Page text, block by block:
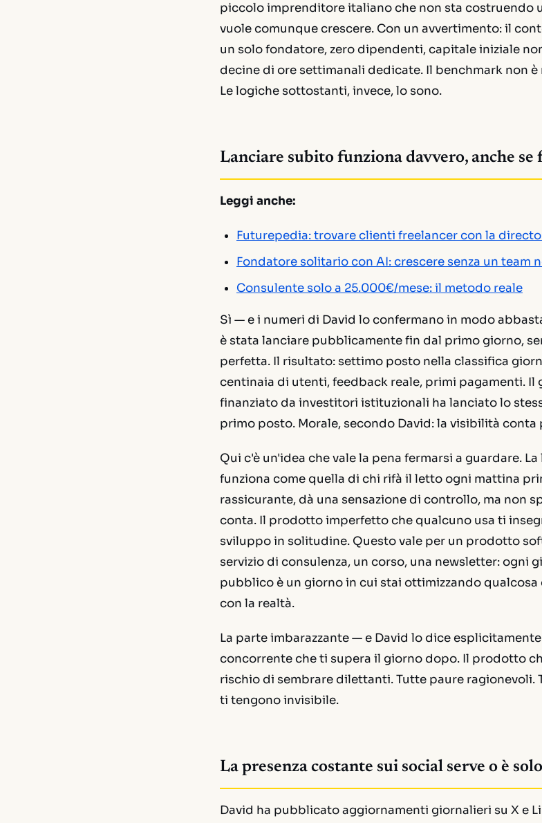
piccolo imprenditore italiano che non sta costruendo
vuole comunque crescere. Con un avvertimento: il
un solo fondatore, zero dipendenti, capitale iniziale
decine di ore settimanali dedicate. Il benchmark non
Le logiche sottostanti, invece, lo sono.
Lanciare subito funziona davvero, anche se
Leggi anche:
Futurepedia: trovare clienti freelancer con la
Fondatore solitario con AI: crescere senza un team
Consulente solo a 25.000€/mese: il metodo reale
Sì — e i numeri di David lo confermano in modo
è stata lanciare pubblicamente fin dal primo giorno,
perfetta. Il risultato: settimo posto nella classifica
centinaia di utenti, feedback reale, primi pagamenti.
finanziato da investitori istituzionali ha lanciato lo
primo posto. Morale, secondo David: la visibilità conta
Qui c'è un'idea che vale la pena fermarsi a guardare.
funziona come quella di chi rifà il letto ogni mattina
rassicurante, dà una sensazione di controllo, ma non
conta. Il prodotto imperfetto che qualcuno usa ti
sviluppo in solitudine. Questo vale per un prodotto
servizio di consulenza, un corso, una newsletter: ogni
pubblico è un giorno in cui stai ottimizzando
con la realtà.
La parte imbarazzante — e David lo dice
concorrente che ti supera il giorno dopo. Il prodotto
rischio di sembrare dilettanti. Tutte paure ragionevoli.
ti tengono invisibile.
La presenza costante sui social serve o è
David ha pubblicato aggiornamenti giornalieri su X e